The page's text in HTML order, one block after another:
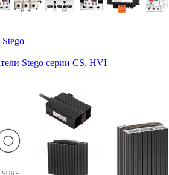
Stego серии CS, HVI